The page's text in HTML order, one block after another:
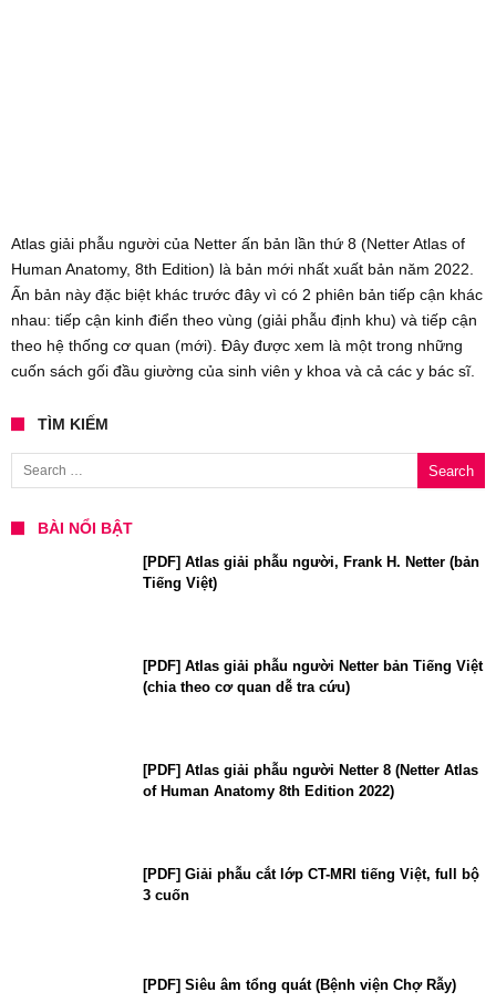
Atlas giải phẫu người của Netter ấn bản lần thứ 8 (Netter Atlas of
Human Anatomy, 8th Edition) là bản mới nhất xuất bản năm 2022.
Ấn bản này đặc biệt khác trước đây vì có 2 phiên bản tiếp cận khác
nhau: tiếp cận kinh điển theo vùng (giải phẫu định khu) và tiếp cận
theo hệ thống cơ quan (mới). Đây được xem là một trong những
cuốn sách gối đầu giường của sinh viên y khoa và cả các y bác sĩ.
TÌM KIẾM
Search for:
BÀI NỔI BẬT
[PDF] Atlas giải phẫu người, Frank H. Netter (bản
Tiếng Việt)
[PDF] Atlas giải phẫu người Netter bản Tiếng Việt
(chia theo cơ quan dễ tra cứu)
[PDF] Atlas giải phẫu người Netter 8 (Netter Atlas
of Human Anatomy 8th Edition 2022)
[PDF] Giải phẫu cắt lớp CT-MRI tiếng Việt, full bộ
3 cuốn
[PDF] Siêu âm tổng quát (Bệnh viện Chợ Rẫy)